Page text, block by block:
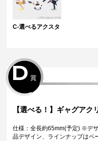
C-選べるアクスタ
D 賞
【選べる！】ギャグアク
仕様：全長約65mm(予定) ※デ
品デザイン、ラインナップはペ